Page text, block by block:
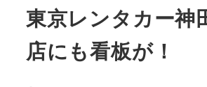
東京レンタカー神
店にも看板が！